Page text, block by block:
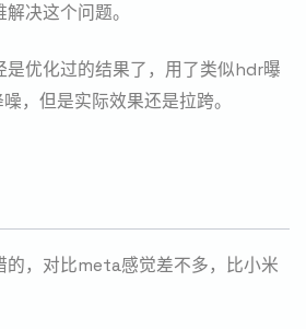
决这个问题。
是优化过的结果了，用了类似hdr曝
，但是实际效果还是拉跨。
的，对比meta感觉差不多，比小米